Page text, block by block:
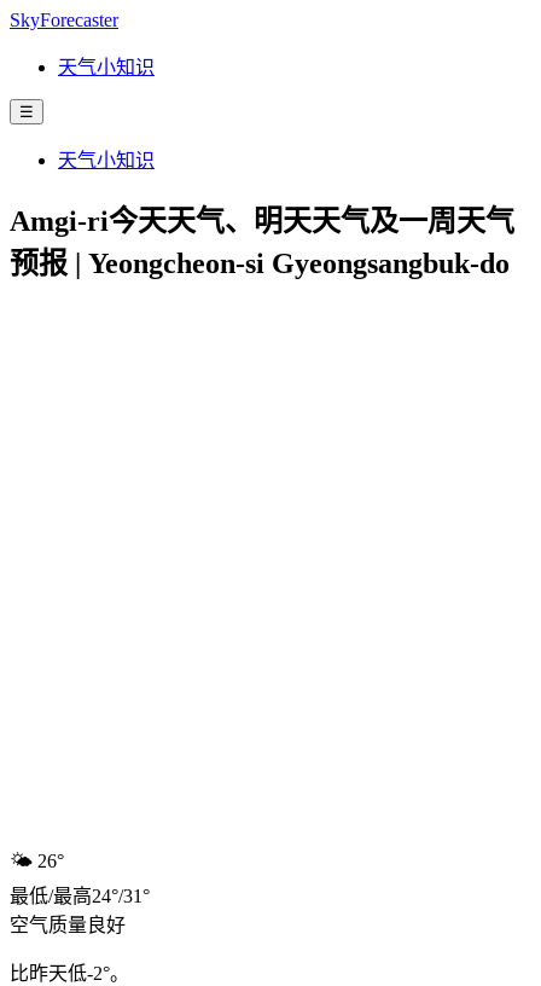
SkyForecaster
天气小知识
☰
天气小知识
Amgi-ri今天天气、明天天气及一周天气
预报 | Yeongcheon-si Gyeongsangbuk-do
🌤️ 26°
最低/最高24°/31°
空气质量 良好
比昨天低-2°。